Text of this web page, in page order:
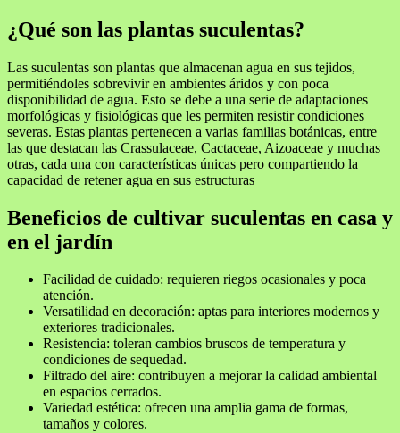
¿Qué son las plantas suculentas?
Las suculentas son plantas que almacenan agua en sus tejidos,
permitiéndoles sobrevivir en ambientes áridos y con poca
disponibilidad de agua. Esto se debe a una serie de adaptaciones
morfológicas y fisiológicas que les permiten resistir condiciones
severas. Estas plantas pertenecen a varias familias botánicas, entre
las que destacan las Crassulaceae, Cactaceae, Aizoaceae y muchas
otras, cada una con características únicas pero compartiendo la
capacidad de retener agua en sus estructuras
Beneficios de cultivar suculentas en casa y
en el jardín
Facilidad de cuidado: requieren riegos ocasionales y poca
atención.
Versatilidad en decoración: aptas para interiores modernos y
exteriores tradicionales.
Resistencia: toleran cambios bruscos de temperatura y
condiciones de sequedad.
Filtrado del aire: contribuyen a mejorar la calidad ambiental
en espacios cerrados.
Variedad estética: ofrecen una amplia gama de formas,
tamaños y colores.